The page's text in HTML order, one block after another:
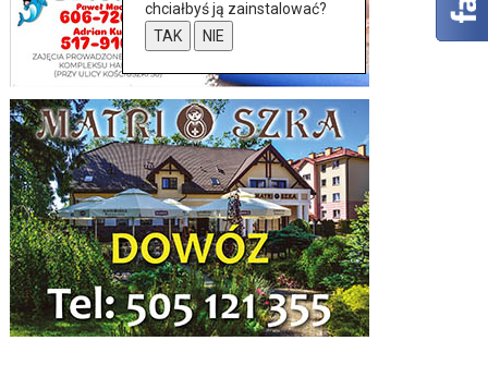
chciałbyś ją zainstalować?
TAK
NIE